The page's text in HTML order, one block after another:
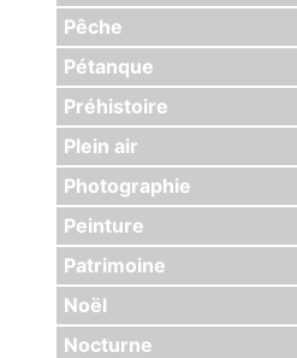
Pêche
Pétanque
Préhistoire
Plein air
Photographie
Peinture
Patrimoine
Noël
Nocturne